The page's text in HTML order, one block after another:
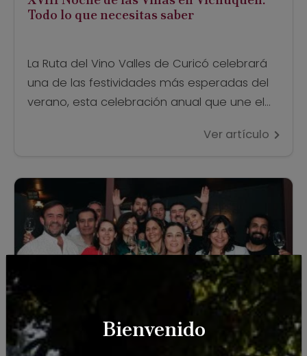
Bienvenido
Todo lo que necesitas saber
La Ruta del Vino Valles de Curicó celebrará
una de las festividades más esperadas del
verano, esta celebración anual que une el
Viñas” que se desarrolla en el mágico
zona típica de Chile. “La Noche de las Viñas
de Vichuquén”, […]
Ver artículo